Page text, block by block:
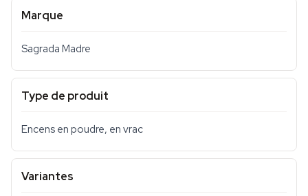
Marque
Sagrada Madre
Type de produit
Encens en poudre, en vrac
Variantes